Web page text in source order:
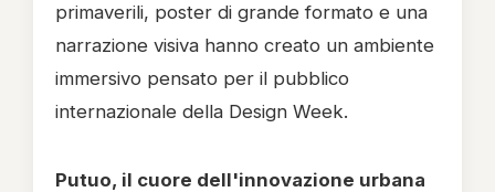
primaverili, poster di grande formato e una
narrazione visiva hanno creato un ambiente
immersivo pensato per il pubblico
internazionale della Design Week.
Putuo, il cuore dell'innovazione urbana